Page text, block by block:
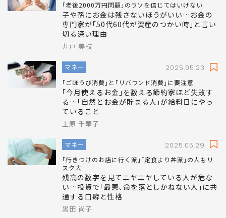
｢老後2000万円問題｣のウソを信じてはいけない
子や孫にお金は残さないほうがいい…お金の
専門家が｢50代60代が資産のつかい時｣と言い
切る深い理由
井戸 美枝
マネー 2025.05.23
｢ごほうび消費｣と｢リバウンド消費｣に要注意
｢今月使えるお金｣を数える節約家ほど失敗す
る…｢自然とお金が貯まる人｣が給料日にやっ
ていること
上原 千華子
マネー 2025.05.29
｢行きつけのお店に行く派｣｢定食より丼派｣の人もリ
スク大
残高の数字を見てニヤニヤしている人が危な
い…投資で｢最悪､命を落としかねない人｣に共
通する口癖と性格
黒田 尚子